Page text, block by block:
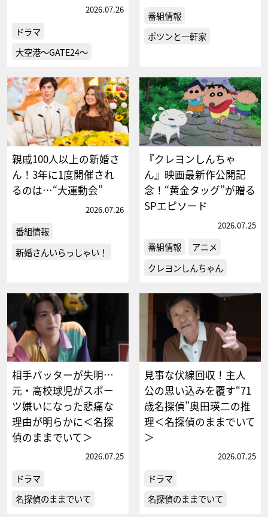
2026.07.26
ドラマ
大空港～GATE24～
番組情報
ポツンと一軒家
親戚100人以上の新婚さ
ん！3年に1度開催され
るのは…“大運動会”
2026.07.26
番組情報
新婚さんいらっしゃい！
『クレヨンしんちゃ
ん』映画最新作公開記
念！“黄金タッグ”が贈る
SPエピソード
2026.07.25
番組情報
アニメ
クレヨンしんちゃん
相手バッターが失明…
元・高校球児がスポー
ツ嫌いになった悲痛な
理由が明らかに＜名探
偵のままでいて＞
2026.07.25
ドラマ
名探偵のままでいて
見事な伏線回収！主人
公の思い込みを覆す“71
歳名探偵”奥田瑛二の推
理＜名探偵のままでいて
＞
2026.07.25
ドラマ
名探偵のままでいて